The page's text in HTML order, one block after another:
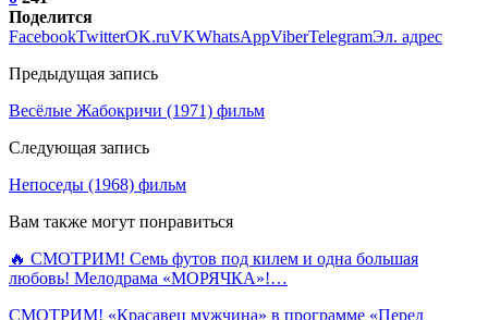
Поделится
FacebookTwitterOK.ruVKWhatsAppViberTelegramЭл. адрес
Предыдущая запись
Весёлые Жабокричи (1971) фильм
Следующая запись
Непоседы (1968) фильм
Вам также могут понравиться
🔥 СМОТРИМ! Семь футов под килем и одна большая
любовь! Мелодрама «МОРЯЧКА»!…
СМОТРИМ! «Красавец мужчина» в программе «Перед